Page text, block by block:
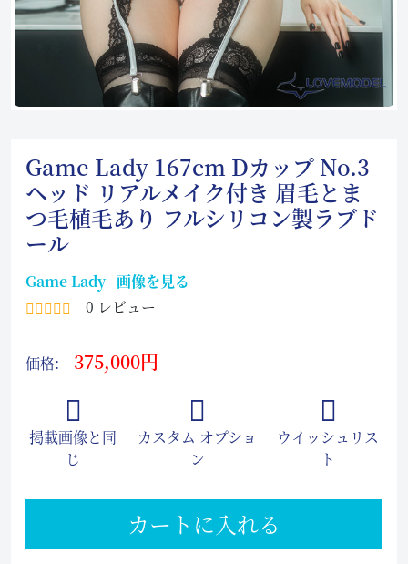
Game Lady 167cm Dカップ No.3
ヘッド リアルメイク付き 眉毛とま
つ毛植毛あり フルシリコン製ラブド
ール
Game Lady 画像を見る
0 レビュー
価格: 375,000円
掲載画像と同
じ
カスタム オプショ
ン
ウイッシュリス
ト
カートに入れる